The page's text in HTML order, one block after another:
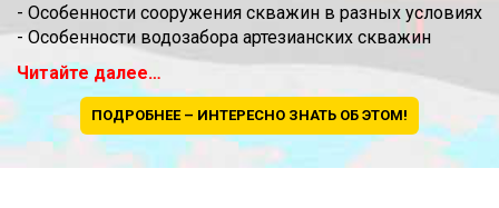
- Особенности сооружения скважин в разных условиях
- Особенности водозабора артезианских скважин
Читайте далее…
ПОДРОБНЕЕ – ИНТЕРЕСНО ЗНАТЬ ОБ ЭТОМ!